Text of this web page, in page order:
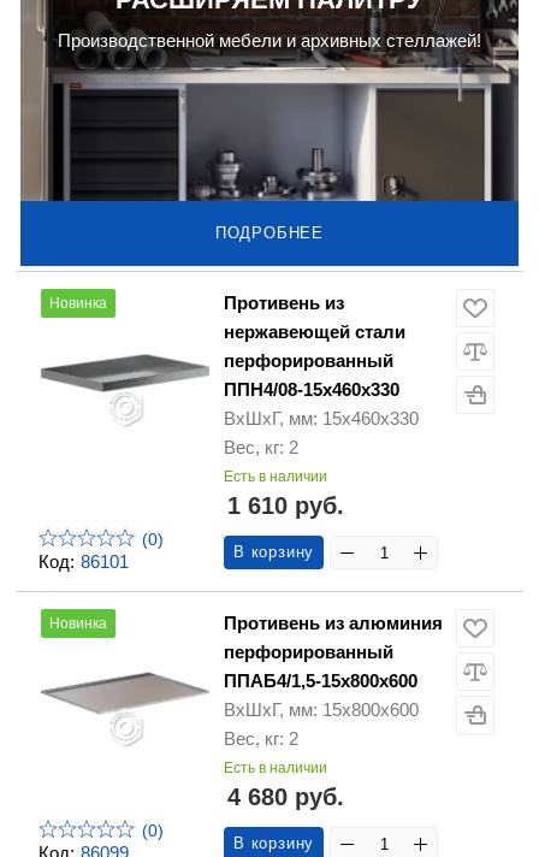
Производственной мебели и архивных стеллажей!
ПОДРОБНЕЕ
Код: 86101
Новинка
(0)
Противень из
нержавеющей стали
перфорированный
ППН4/08-15х460х330
ВхШхГ, мм: 15х460х330
Вес, кг: 2
Есть в наличии
1 610 руб.
В корзину
Новинка
(0)
Противень из алюминия
перфорированный
ППАБ4/1,5-15х800х600
ВхШхГ, мм: 15х800х600
Вес, кг: 2
Есть в наличии
4 680 руб.
В корзину